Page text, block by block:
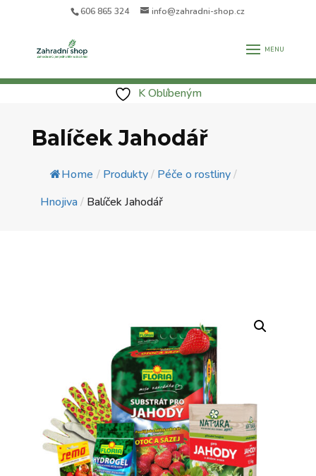
606 865 324 info@zahradni-shop.cz
K Oblíbeným
Balíček Jahodář
Home / Produkty/ Péče o rostliny/
Hnojiva/ Balíček Jahodář